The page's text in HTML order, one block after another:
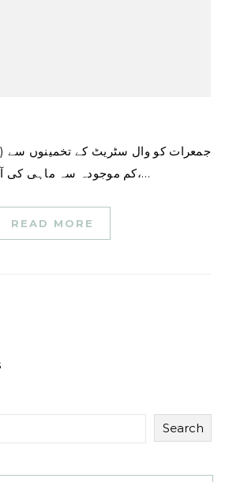
کم موجودہ سہ ماہی کی آمدنی کی پیشن گوئی،…
READ MORE
Search